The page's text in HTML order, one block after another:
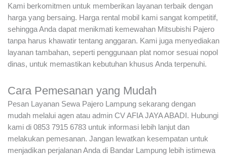
Kami berkomitmen untuk memberikan layanan terbaik dengan
harga yang bersaing. Harga rental mobil kami sangat kompetitif,
sehingga Anda dapat menikmati kemewahan Mitsubishi Pajero
tanpa harus khawatir tentang anggaran. Kami juga menyediakan
layanan tambahan, seperti penggunaan plat nomor sesuai nopol
dinas, untuk memastikan kebutuhan khusus Anda terpenuhi.
Cara Pemesanan yang Mudah
Pesan Layanan Sewa Pajero Lampung sekarang dengan
mudah melalui agen atau admin CV AFIA JAYA ABADI. Hubungi
kami di 0853 7915 6783 untuk informasi lebih lanjut dan
melakukan pemesanan. Jangan lewatkan kesempatan untuk
menjadikan perjalanan Anda di Bandar Lampung lebih istimewa